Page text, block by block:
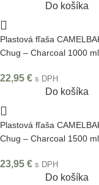
Do košíka
Plastová fľaša
Chug – Charcoal 1000 ml
22,95 € s DPH
Do košíka
Plastová fľaša
Chug – Charcoal 1500 ml
23,95 € s DPH
Do košíka